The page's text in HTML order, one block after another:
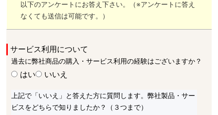
以下のアンケートにお答え下さい。（※アンケートに答え
なくても送信は可能です。）
サービス利用について
過去に弊社商品の購入・サービス利用の経験はございますか？
はい いいえ
上記で「いいえ」と答えた方に質問します。弊社製品・サー
ビスをどちらで知りましたか？（３つまで）